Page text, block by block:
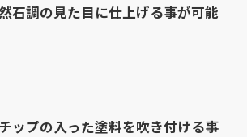
石調の見た目に仕上げる事が可能
ップの入った塗料を吹き付ける事